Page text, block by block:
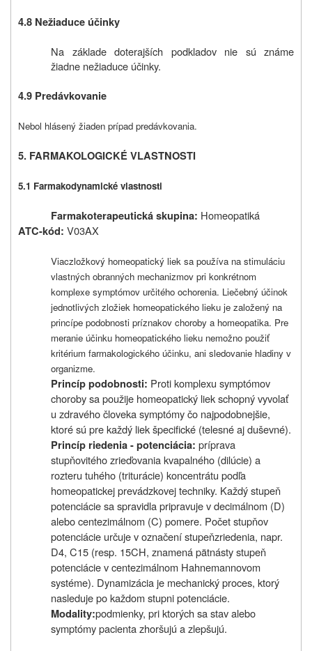
4.8 Nežiaduce účinky
Na základe doterajších podkladov nie sú známe
žiadne nežiaduce účinky.
4.9 Predávkovanie
Nebol hlásený žiaden prípad predávkovania.
5. FARMAKOLOGICKÉ VLASTNOSTI
5.1 Farmakodynamické vlastnosti
Farmakoterapeutická skupina: Homeopatiká
ATC-kód: V03AX
Viaczložkový homeopatický liek sa používa na stimuláciu
vlastných obranných mechanizmov pri konkrétnom
komplexe symptómov určitého ochorenia. Liečebný účinok
jednotlivých zložiek homeopatického lieku je založený na
princípe podobnosti príznakov choroby a homeopatika. Pre
meranie účinku homeopatického lieku nemožno použiť
kritérium farmakologického účinku, ani sledovanie hladiny v
organizme.
Princíp podobnosti: Proti komplexu symptómov
choroby sa použije homeopatický liek schopný vyvolať
u zdravého človeka symptómy čo najpodobnejšie,
ktoré sú pre každý liek špecifické (telesné aj duševné).
Princíp riedenia - potenciácia: príprava
stupňovitého zrieďovania kvapalného (dilúcie) a
rozteru tuhého (triturácie) koncentrátu podľa
homeopatickej prevádzkovej techniky. Každý stupeň
potenciácie sa spravidla pripravuje v decimálnom (D)
alebo centezimálnom (C) pomere. Počet stupňov
potenciácie určuje v označení stupeňzriedenia, napr.
D4, C15 (resp. 15CH, znamená pätnásty stupeň
potenciácie v centezimálnom Hahnemannovom
systéme). Dynamizácia je mechanický proces, ktorý
nasleduje po každom stupni potenciácie.
Modality:podmienky, pri ktorých sa stav alebo
symptómy pacienta zhoršujú a zlepšujú.